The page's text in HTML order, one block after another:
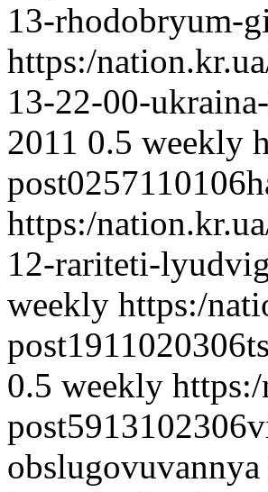
13-rhodobryum-
https:/
13-22-00-
2011 0.5 weekly
https:/
12-rariteti-
weekly https:/
0.5 weekly
obslugovuvannya